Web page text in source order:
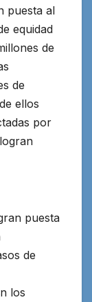
puesta al
equidad
de
de
ellos
por
puesta
de
los